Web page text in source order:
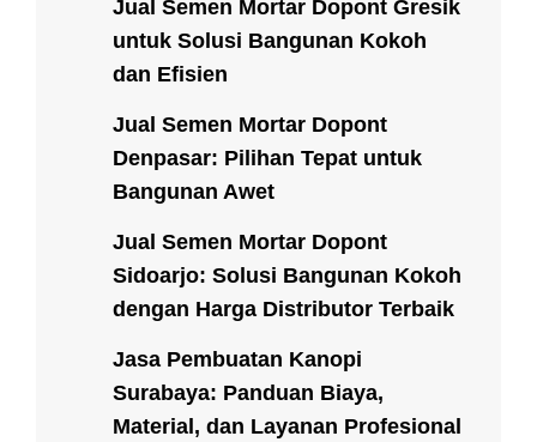
Jual Semen Mortar Dopont Gresik
untuk Solusi Bangunan Kokoh
dan Efisien
Jual Semen Mortar Dopont
Denpasar: Pilihan Tepat untuk
Bangunan Awet
Jual Semen Mortar Dopont
Sidoarjo: Solusi Bangunan Kokoh
dengan Harga Distributor Terbaik
Jasa Pembuatan Kanopi
Surabaya: Panduan Biaya,
Material, dan Layanan Profesional